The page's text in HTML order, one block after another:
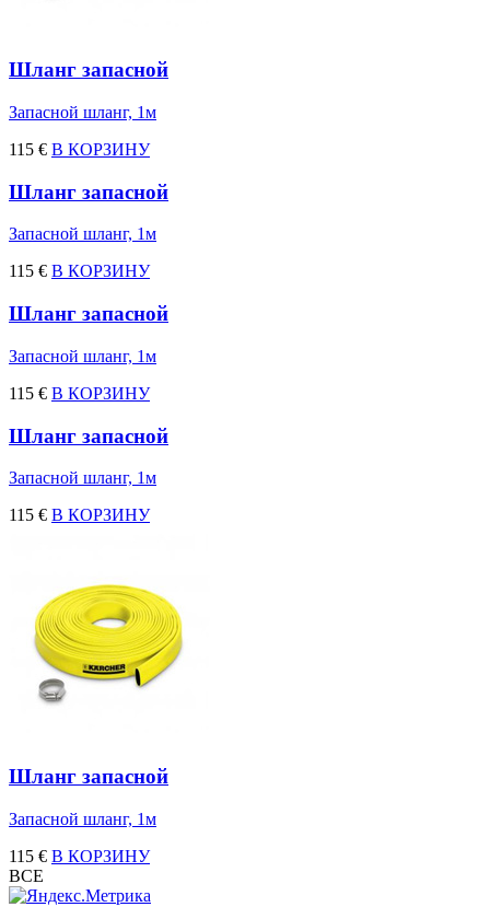
Шланг запасной
Запасной шланг, 1м
115 € В КОРЗИНУ
Шланг запасной
Запасной шланг, 1м
115 € В КОРЗИНУ
Шланг запасной
Запасной шланг, 1м
115 € В КОРЗИНУ
Шланг запасной
Запасной шланг, 1м
115 € В КОРЗИНУ
Шланг запасной
Запасной шланг, 1м
115 € В КОРЗИНУ
ВСЕ